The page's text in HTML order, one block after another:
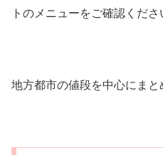
トのメニューをご確認くだ
地方都市の値段を中心にまと